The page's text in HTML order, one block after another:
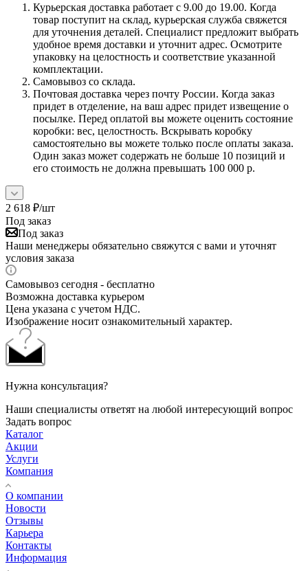
Курьерская доставка работает с 9.00 до 19.00. Когда
товар поступит на склад, курьерская служба свяжется
для уточнения деталей. Специалист предложит выбрать
удобное время доставки и уточнит адрес. Осмотрите
упаковку на целостность и соответствие указанной
комплектации.
Самовывоз со склада.
Почтовая доставка через почту России. Когда заказ
придет в отделение, на ваш адрес придет извещение о
посылке. Перед оплатой вы можете оценить состояние
коробки: вес, целостность. Вскрывать коробку
самостоятельно вы можете только после оплаты заказа.
Один заказ может содержать не больше 10 позиций и
его стоимость не должна превышать 100 000 р.
2 618 ₽/шт
Под заказ
Под заказ
Наши менеджеры обязательно свяжутся с вами и уточнят
условия заказа
Самовывоз сегодня - бесплатно
Возможна доставка курьером
Цена указана с учетом НДС.
Изображение носит ознакомительный характер.
Нужна консультация?
Наши специалисты ответят на любой интересующий вопрос
Задать вопрос
Каталог
Акции
Услуги
Компания
О компании
Новости
Отзывы
Карьера
Контакты
Информация